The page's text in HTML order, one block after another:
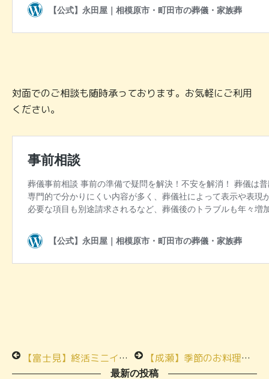
対面でのご相談も随時承っております。お気軽にご利用
ください。
【富士見】終活ミニイベントにご参加ありがとうございます 【成瀬】季節のお料理お食事会ご参加ありがとうございます
最新の投稿